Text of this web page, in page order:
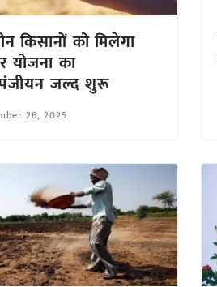
किसानों को मिलेगा
योजना का
जल्द शुरू
26, 2025